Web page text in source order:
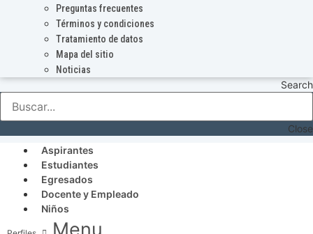
Preguntas frecuentes
Términos y condiciones
Tratamiento de datos
Mapa del sitio
Noticias
Search
Close
Aspirantes
Estudiantes
Egresados
Docente y Empleado
Niños